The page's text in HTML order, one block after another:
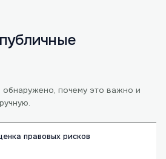
почему это важно и
правовых рисков